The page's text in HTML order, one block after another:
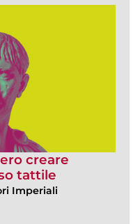
creare
tattile
Imperiali